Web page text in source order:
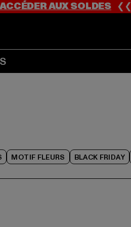
ACCÉDER AUX SOLDES❮❮
MOTIF FLEURS BLACK FRIDAY